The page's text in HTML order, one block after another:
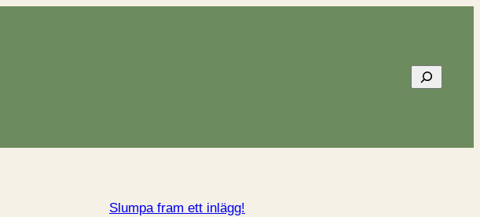
Sök
Slumpa fram ett inlägg!